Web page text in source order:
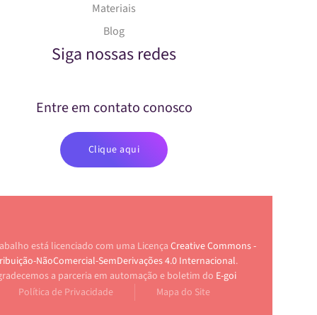
Materiais
Blog
Siga nossas redes
Entre em contato conosco
Clique aqui
está licenciado com uma Licença Creative Commons -
NãoComercial-SemDerivações 4.0 Internacional.
a parceria em automação e boletim do E-goi
Política de Privacidade
Mapa do Site